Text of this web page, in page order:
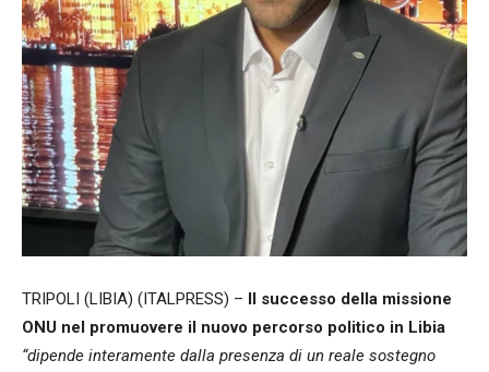
TRIPOLI (LIBIA) (ITALPRESS) – Il successo della missione
ONU nel promuovere il nuovo percorso politico in Libia
“dipende interamente dalla presenza di un reale sostegno